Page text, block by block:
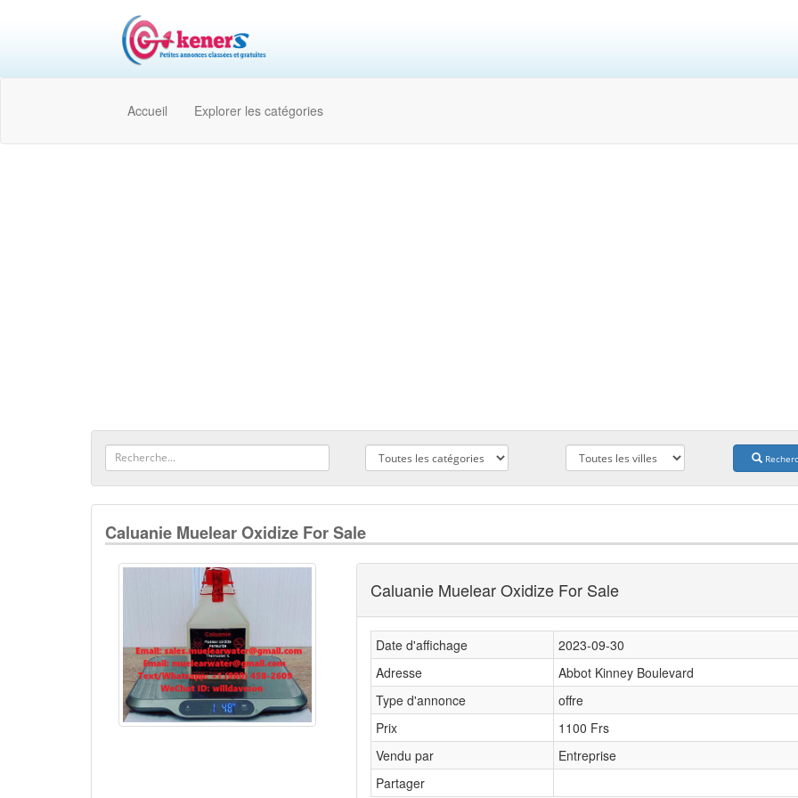
Accueil Explorer les catégories
Caluanie Muelear Oxidize For Sale
Caluanie Muelear Oxidize For Sale
Date d'affichage
2023-09-30
Adresse
Abbot Kinney Boulevard
Type d'annonce
offre
Prix
1100 Frs
Vendu par
Entreprise
Partager